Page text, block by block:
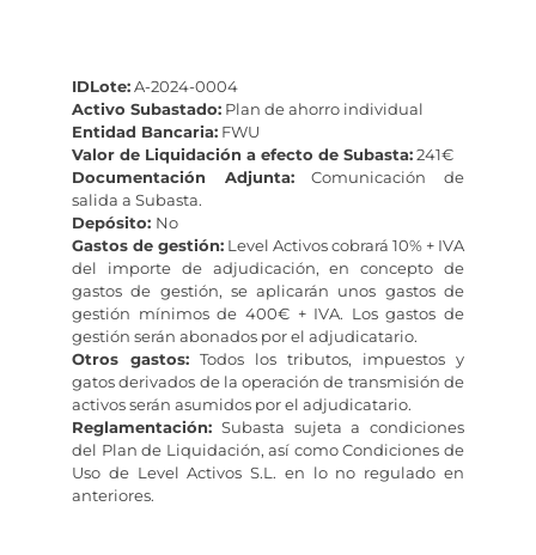
IDLote:A-2024-0004
Activo Subastado: Plan de ahorro individual
Entidad Bancaria: FWU
Valor de Liquidación a efecto de Subasta:241€
Documentación Adjunta:Comunicación de
salida a Subasta.
Depósito: No
Gastos de gestión: Level Activos cobrará 10% + IVA
del importe de adjudicación, en concepto de
gastos de gestión, se aplicarán unos gastos de
gestión mínimos de 400€ + IVA. Los gastos de
gestión serán abonados por el adjudicatario.
Otros gastos: Todos los tributos, impuestos y
gatos derivados de la operación de transmisión de
activos serán asumidos por el adjudicatario.
Reglamentación: Subasta sujeta a condiciones
del Plan de Liquidación, así como Condiciones de
Uso de Level Activos S.L. en lo no regulado en
anteriores.